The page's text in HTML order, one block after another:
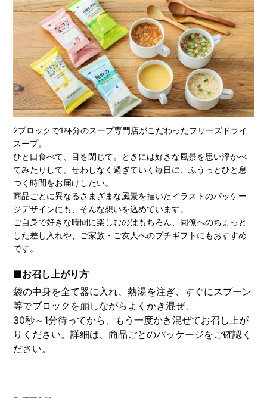
2ブロックで1杯分のスープ専門店がこだわったフリーズドライ
スープ。
ひと口食べて、目を閉じて。ときには好きな風景を思い浮かべ
てみたりして。せわしなく過ぎていく毎日に、ふうっとひと息
つく時間をお届けしたい。
商品ごとに異なるさまざまな風景を描いたイラストのパッケー
ジデザインにも、そんな想いを込めています。
ご自身で好きな時間に楽しむのはもちろん、同僚へのちょっと
した差し入れや、ご家族・ご友人へのプチギフトにもおすすめ
です。
■お召し上がり方
袋の中身を全て器に入れ、熱湯を注ぎ、すぐにスプーン
等でブロックを崩しながらよくかき混ぜ、
30秒～1分待ってから、もう一度かき混ぜてお召し上が
りください。詳細は、商品ごとのパッケージをご確認く
ださい。